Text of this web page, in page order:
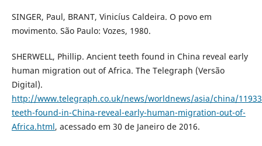
SINGER, Paul, BRANT, Vinicíus Caldeira. O povo em
movimento. São Paulo: Vozes, 1980.
SHERWELL, Phillip. Ancient teeth found in China reveal early
human migration out of Africa. The Telegraph (Versão
Digital).
http://www.telegraph.co.uk/news/worldnews/asia/china/
teeth-found-in-China-reveal-early-human-migration-out-of-
Africa.html, acessado em 30 de Janeiro de 2016.